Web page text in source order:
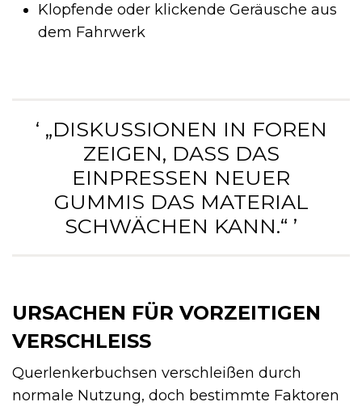
Klopfende oder klickende Geräusche aus
dem Fahrwerk
‘ „DISKUSSIONEN IN FOREN
ZEIGEN, DASS DAS
EINPRESSEN NEUER
GUMMIS DAS MATERIAL
SCHWÄCHEN KANN.“ ’
URSACHEN FÜR VORZEITIGEN
VERSCHLEISS
Querlenkerbuchsen verschleißen durch
normale Nutzung, doch bestimmte Faktoren